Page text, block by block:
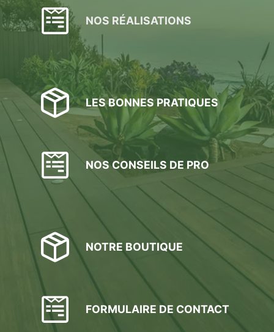
NOS RÉALISATIONS
LES BONNES PRATIQUES
NOS CONSEILS DE PRO
NOTRE BOUTIQUE
FORMULAIRE DE CONTACT